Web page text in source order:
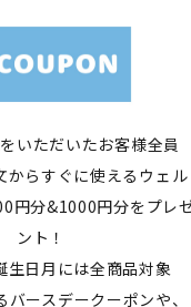
いただいたお客様全員
からすぐに使えるウェル
円分&1000円分をプレ
ント！
生日月には全商品対象
バースデークーポンや、